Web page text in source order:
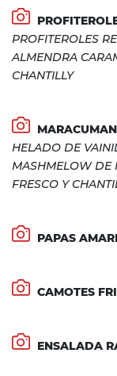
PROFITEROLES
ALMENDRA
CHANTILLY
HELADO DE
MASHMELOW DE
FRESCO Y
PAPAS
CAMOTES
ENSALADA